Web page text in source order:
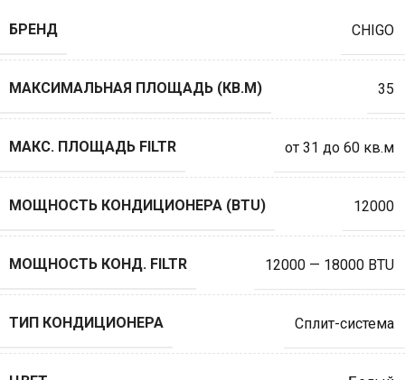
БРЕНД CHIGO
МАКСИМАЛЬНАЯ ПЛОЩАДЬ (КВ.М) 35
МАКС. ПЛОЩАДЬ FILTR от 31 до 60 кв.м
МОЩНОСТЬ КОНДИЦИОНЕРА (BTU) 12000
МОЩНОСТЬ КОНД. FILTR 12000 — 18000 BTU
ТИП КОНДИЦИОНЕРА Сплит-система